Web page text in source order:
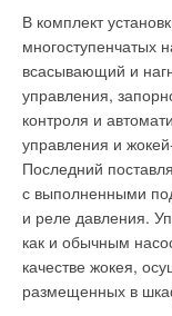
В комплект
многоступенчатых
всасывающий и
управления,
контроля и
управления и
Последний
с выполненными
и реле давления.
как и обычным
качестве жокея,
размещенных в
властью, способен
которые имеют
первоначальные
приобретенные у
конкуренция
совокупности с
невозможно
(например, из-за
Неценовая
имеющих в этом
потребительские
надежность,